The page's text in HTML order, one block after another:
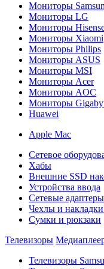
Мониторы
Мониторы LG
Мониторы
Мониторы Xiaomi
Мониторы Philips
Мониторы ASUS
Мониторы MSI
Мониторы Acer
Мониторы AOC
Мониторы
Huawei
Apple Mac
Сетевое
Хабы
Внешние SSD
Устройства ввода
Сетевые
Чехлы и накладки
Сумки и рюкзаки
Телевизоры
Телевизоры